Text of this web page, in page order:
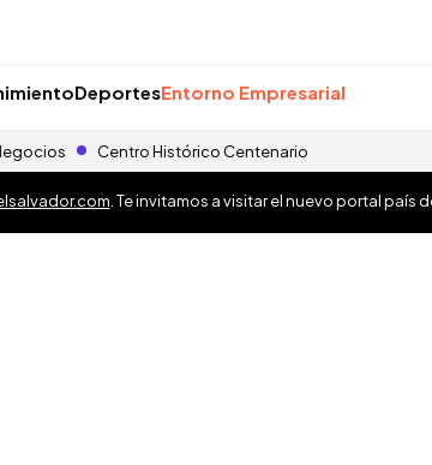
DeportesEntorno Empresarial
Centro Histórico Centenario
. Te invitamos a visitar el nuevo portal